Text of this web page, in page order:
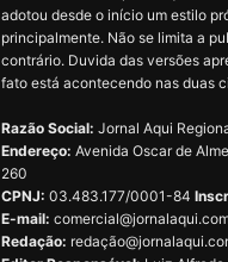
adotou desde o início um estilo
principalmente. Não se limita a
contrário. Duvida das versões
fato está acontecendo nas duas
Razão Social: Jornal Aqui
Endereço: Avenida Oscar de
260
CPNJ: 03.483.177/0001-84
E-mail:
Redação: redaçã